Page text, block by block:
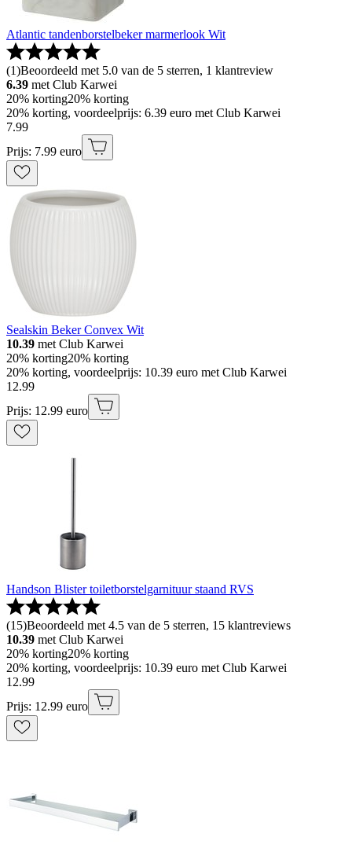
Atlantic tandenborstelbeker marmerlook Wit
(1)Beoordeeld met 5.0 van de 5 sterren, 1 klantreview
6.39 met Club Karwei
20% korting20% korting
20% korting, voordeelprijs: 6.39 euro met Club Karwei
7.99
Prijs: 7.99 euro
Sealskin Beker Convex Wit
10.39 met Club Karwei
20% korting20% korting
20% korting, voordeelprijs: 10.39 euro met Club Karwei
12.99
Prijs: 12.99 euro
Handson Blister toiletborstelgarnituur staand RVS
(15)Beoordeeld met 4.5 van de 5 sterren, 15 klantreviews
10.39 met Club Karwei
20% korting20% korting
20% korting, voordeelprijs: 10.39 euro met Club Karwei
12.99
Prijs: 12.99 euro